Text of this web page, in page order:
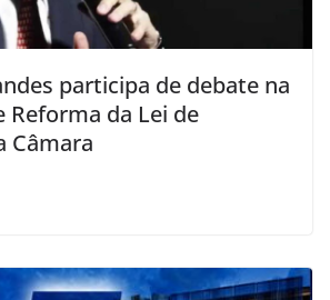
participa de debate na
Reforma da Lei de
Câmara